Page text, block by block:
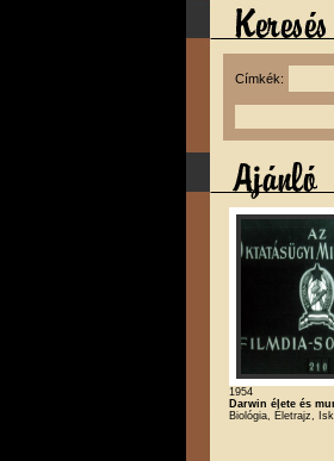
Címkék:
1954
Darwin élete és
Biológia, Életrajz,